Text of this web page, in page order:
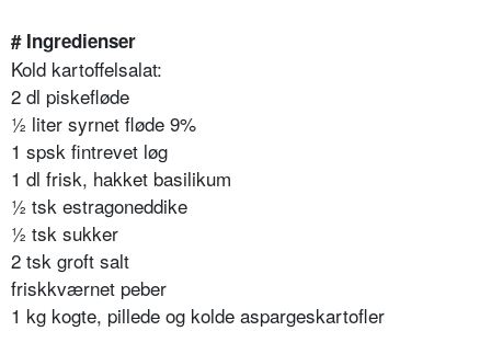
# Ingredienser
Kold kartoffelsalat:
2 dl piskefløde
½ liter syrnet fløde 9%
1 spsk fintrevet løg
1 dl frisk, hakket basilikum
½ tsk estragoneddike
½ tsk sukker
2 tsk groft salt
friskkværnet peber
1 kg kogte, pillede og kolde aspargeskartofler